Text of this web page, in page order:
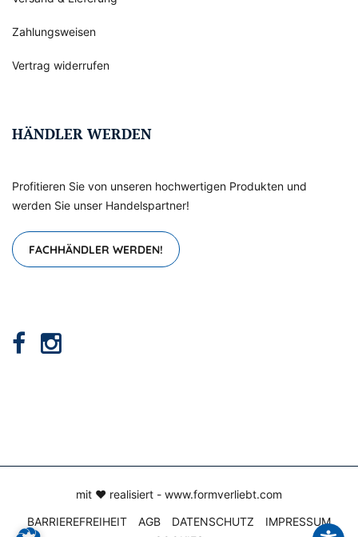
Zahlungsweisen
Vertrag widerrufen
HÄNDLER WERDEN
Profitieren Sie von unseren hochwertigen Produkten und
werden Sie unser Handelspartner!
FACHHÄNDLER WERDEN!
mit ♥ realisiert - www.formverliebt.com
BARRIEREFREIHEIT
AGB DATENSCHUTZ
IMPRESSUM